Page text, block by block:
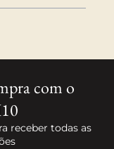
com o
receber todas as